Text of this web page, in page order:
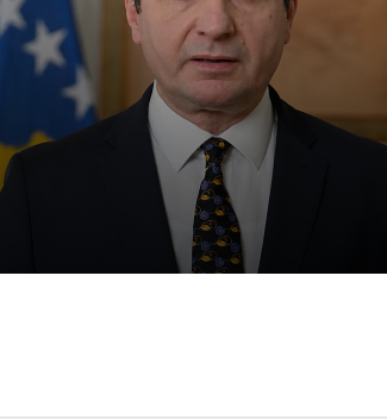
Haki Abazi: Albin Kurti ka doktrinë të
ekstreme, ka qëllim shkatërrimin e
pluralizmit politik
Mimoza Kusari: Pas analizave të AUV-së,
nga nesër nisin kontrolle intensive në të
gjitha qumështoret dhe marketet
Bulliqi: Kam besim që LDK-ja dhe VV-ja
të gjejnë rrugën për marrëveshje